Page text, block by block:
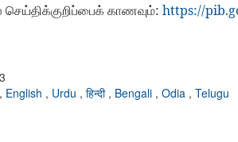
காணவும்: https://
, English , Urdu , हिन्दी , Bengali , Odia , Telugu